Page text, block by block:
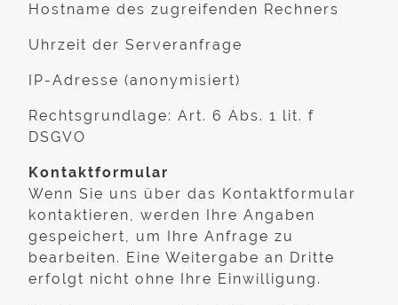
Hostname des zugreifenden Rechners
Uhrzeit der Serveranfrage
IP-Adresse (anonymisiert)
Rechtsgrundlage: Art. 6 Abs. 1 lit. f
DSGVO
Kontaktformular
Wenn Sie uns über das Kontaktformular
kontaktieren, werden Ihre Angaben
gespeichert, um Ihre Anfrage zu
bearbeiten. Eine Weitergabe an Dritte
erfolgt nicht ohne Ihre Einwilligung.